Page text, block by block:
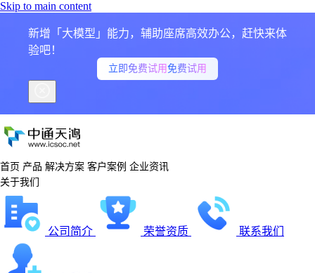
Skip to main content
新增「大模型」能力，辅助座席高效办公，赶快来体
验吧！
立即免费试用免费试用
首页 产品 解决方案 客户案例 企业资讯
关于我们
公司简介 荣誉资质 联系我们